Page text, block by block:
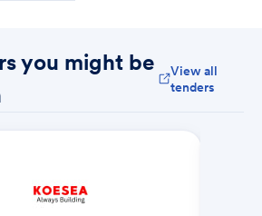
you might be
View all
tenders